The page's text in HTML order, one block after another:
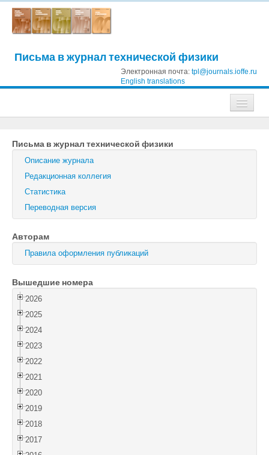
Письма в журнал технической физики
Электронная почта: tpl@journals.ioffe.ru
English translations
Журнал технической физики
Письма в Журнал технической физики
Физика твердого тела
Физика и техника полупроводников
Оптика и спектроскопия
Поиск
Войти
Письма в журнал технической физики
Описание журнала
Редакционная коллегия
Статистика
Переводная версия
Авторам
Правила оформления публикаций
Вышедшие номера
2026
2025
2024
2023
2022
2021
2020
2019
2018
2017